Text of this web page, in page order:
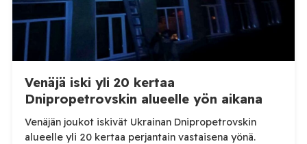
Venäjä iski yli 20 kertaa
Dnipropetrovskin alueelle yön aikana
Venäjän joukot iskivät Ukrainan Dnipropetrovskin
alueelle yli 20 kertaa perjantain vastaisena yönä.